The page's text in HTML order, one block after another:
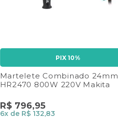
PIX 10%
Martelete Combinado 24mm
HR2470 800W 220V Makita
R$ 796,95
6x de R$ 132,83